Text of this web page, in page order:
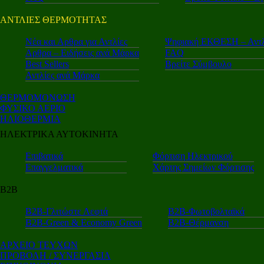
ΑΝΤΛΙΕΣ ΘΕΡΜΟΤΗΤΑΣ
Nέα και Αρθρα για Αντλίες
Αρθρα – Ειδήσεις ανά Μάρκα
Best Sellers
Αντλίες ανά Μάρκα
Ψηφιακή ΕΚΘΕΣΗ –
FAQ
Βρείτε Σύμβουλο
ΘΕΡΜΟΜΟΝΩΣΗ
ΦΥΣΙΚΟ ΑΕΡΙΟ
ΗΛΙΟΘΕΡΜΙΑ
ΗΛΕΚΤΡΙΚΑ ΑΥΤΟΚΙΝΗΤΑ
Επιβατικά
Επαγγελματικά
Φόρτιση Ηλεκτρικού
Χάρτης Σημείων Φόρτισης
Β2Β
Β2Β-Γλιτώστε Λεφτά
Β2Β-Green & Economy Green
Β2Β-Φωτοβολταϊκά
Β2Β-Θέρμανση
ΑΡΧΕΙΟ ΤΕΥΧΩΝ
ΠΡΟΒΟΛΗ / ΣΥΝΕΡΓΑΣΙΑ